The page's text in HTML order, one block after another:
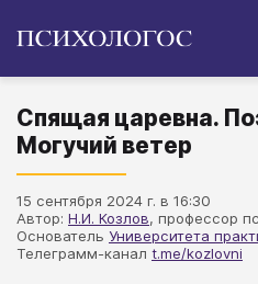
Спящая царевна.
Могучий ветер
15 сентября 2024 г. в 16:30
Автор: Н.И. Козлов, профессор
Основатель Университета
Телеграмм-канал t.me/kozlovni